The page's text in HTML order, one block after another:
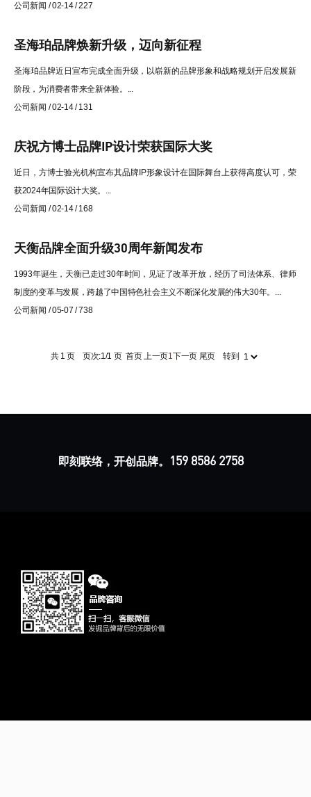
公司新闻 / 02-14 / 227
圣海珀品牌焕新升级，迈向新征程
圣海珀品牌近日宣布完成全面升级，以崭新的品牌形象和战略规划开启发展新
阶段，为消费者带来全新体验。...
公司新闻 / 02-14 / 131
庆祝方博士品牌IP设计荣获国际大奖
近日，方博士验光机构宣布其品牌IP形象设计在国际舞台上获得高度认可，荣
获2024年国际设计大奖。...
公司新闻 / 02-14 / 168
天衡品牌全面升级30周年新闻发布
1993年诞生，天衡已走过30年时间，见证了改革开放，经历了司法体系、律师
制度的变革与发展，跨越了中国特色社会主义不断深化发展的伟大30年。...
公司新闻 / 05-07 / 738
共 1 页 页次:1/1 页 首页上一页1下一页尾页 转到
即刻联络，开创品牌。 159 8586 2758